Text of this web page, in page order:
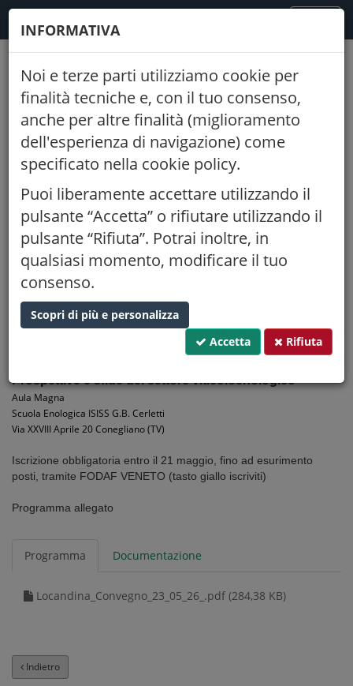
INFORMATIVA
Noi e terze parti utilizziamo cookie per
finalità tecniche e, con il tuo consenso,
anche per altre finalità (miglioramento
dell'esperienza di navigazione) come
specificato nella cookie policy.
Puoi liberamente accettare utilizzando il
pulsante “Accetta” o rifiutare utilizzando il
pulsante “Rifiuta”. Potrai inoltre, in
qualsiasi momento, modificare il tuo
consenso.
Scopri di più e personalizza
Accetta
Rifiuta
Indietro
Prospettive e sfide del settore
viticoloenologico
23/05/2026
Aula Magna Scuola Enologica ISISS G.B. Cerletti Via XXVIII
Aprile 20 Conegliano (TV)
Posti tot.:
Disponibili:
Proponente:
Settore:
Prospettive e sfide del settore viticoloenologico
Aula Magna
Scuola Enologica ISISS G.B. Cerletti
Via XXVIII Aprile 20 Conegliano (TV)
Iscrizione obbligatoria entro il 21 maggio, fino ad esurimento
posti, tramite FODAF VENETO (tasto giallo iscriviti)
Programma allegato
Programma Documentazione
Locandina_Convegno_23_05_26_.pdf (284,38 KB)
Indietro